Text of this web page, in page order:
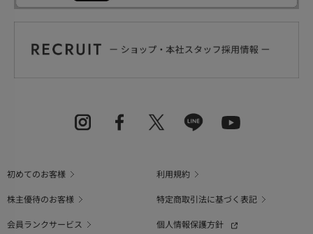
初めてのお客様
利用規約
株主優待のお客様
特定商取引法に基づく表記
会員ランクサービス
個人情報保護方針